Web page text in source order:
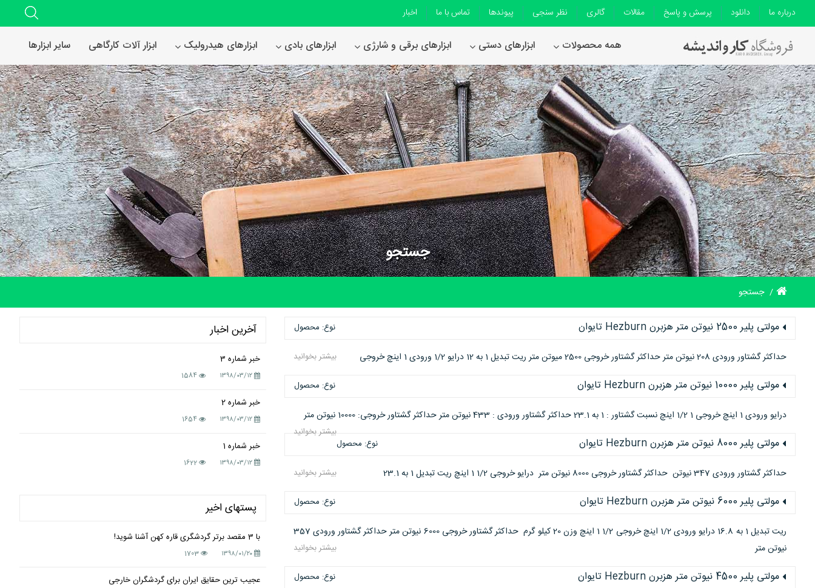
همه محصولات ابزارهای دستی ابزارهای برقی و شارژی ابزارهای بادی ابزارهای هیدرولیک ابزار آلات کارگاهی سایر ابزارها
درباره ما دانلود پرسش و پاسخ مقالات گالری نظر سنجی پیوندها تماس با ما اخبار
جستجو
جستجو
مولتی پلیر 2500 نیوتن متر هزبرن Hezburn تایوان نوع: محصول
حداکثر گشتاور ورودی 208 نیوتن متر حداکثر گشتاور خروجی 2500 میوتن متر ریت تبدیل 1 به 12 درایو 1/2 ورودی 1 اینچ خروجی بیشتر بخوانید
مولتی پلیر 10000 نیوتن متر هزبرن Hezburn تایوان نوع: محصول
درایو ورودی 1 اینچ خروجی 1 1/2 اینچ نسبت گشتاور : 1 به 23.1 حداکثر گشتاور ورودی : 433 نیوتن متر حداکثر گشتاور خروجی: 10000 نیوتن متر
بیشتر بخوانید
مولتی پلیر 8000 نیوتن متر هزبرن Hezburn تایوان نوع: محصول
حداکثر گشتاور ورودی 347 نیوتن حداکثر گشتاور خروجی 8000 نیوتن متر درایو خروجی 1/2 1 اینچ ریت تبدیل 1 به 23.1 بیشتر بخوانید
مولتی پلیر 6000 نیوتن متر هزبرن Hezburn تایوان نوع: محصول
ریت تبدیل 1 به 16.8 درایو ورودی 1/2 اینچ خروجی 1/2 1 اینچ وزن 20 کیلو گرم حداکثر گشتاور خروجی 6000 نیوتن متر حداکثر گشتاور ورودی 357
نیوتن متر
بیشتر بخوانید
مولتی پلیر 4500 نیوتن متر هزبرن Hezburn تایوان نوع: محصول
آخرین اخبار
خبر شماره 3
۱۳۹۸/۰۳/۱۲ 1584
خبر شماره 2
۱۳۹۸/۰۳/۱۲ 1654
خبر شماره 1
۱۳۹۸/۰۳/۱۲ 1622
پستهای اخیر
با 3 مقصد برتر گردشگری قاره کهن آشنا شوید!
۱۳۹۸/۰۱/۲۰ 1703
عجیب ترین حقایق ایران برای گردشگران خارجی